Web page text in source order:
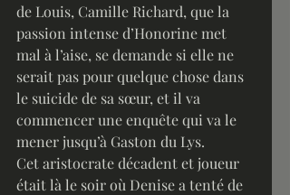
de Louis, Camille Richard, que la
passion intense d’Honorine met
mal à l’aise, se demande si elle ne
serait pas pour quelque chose dans
le suicide de sa sœur, et il va
commencer une enquête qui va le
mener jusqu’à Gaston du Lys.
Cet aristocrate décadent et joueur
était là le soir où Denise a tenté de